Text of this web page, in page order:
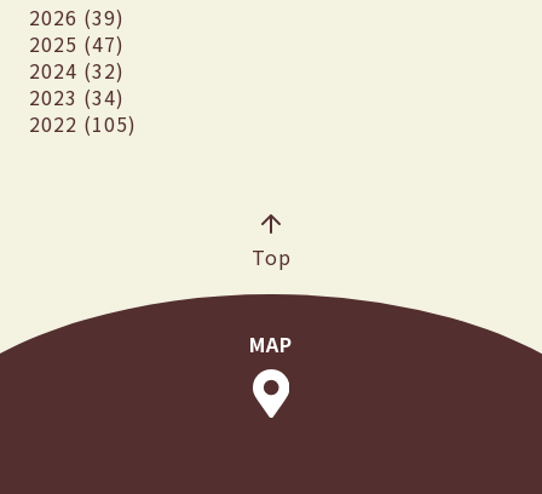
2026 (39)
2025 (47)
2024 (32)
2023 (34)
2022 (105)
Top
MAP